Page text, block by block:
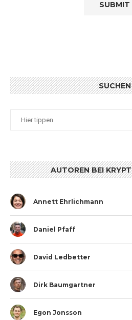
SUCHEN
AUTOREN BEI
Annett Ehrlichmann
Daniel Pfaff
David Ledbetter
Dirk Baumgartner
Egon Jonsson